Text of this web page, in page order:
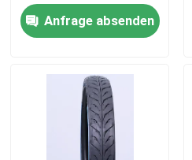
Startseite
Produkte
Anfrage absenden